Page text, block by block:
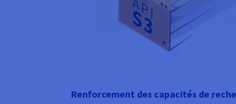
Renforcement des capacités de